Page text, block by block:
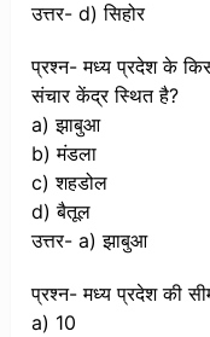
उत्तर- d) सिहोर
प्रश्न- मध्य प्रदेश के
संचार केंद्र स्थित है?
a) झाबुआ
b) मंडला
c) शहडोल
d) बैतूल
उत्तर- a) झाबुआ
प्रश्न- मध्य प्रदेश की
a) 10